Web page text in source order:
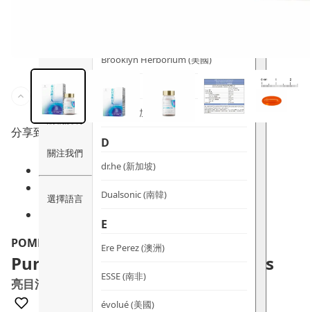
客服資訊
購物說明
關注我們
選擇語言
Brooklyn Herborium (美國)
C
CERM (新加坡)
D
dr.he (新加坡)
Dualsonic (南韓)
E
Ere Perez (澳洲)
ESSE (南非)
évolué (美國)
分享到
POME
Pure Vision Eye Health Capsules
亮目清醒目丸